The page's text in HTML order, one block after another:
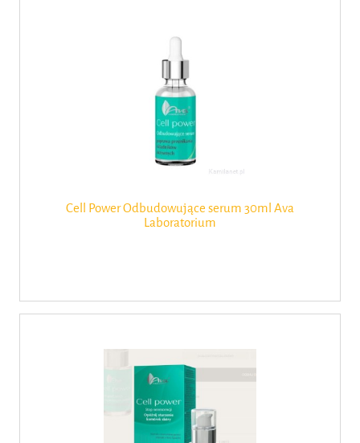
Cell Power Odbudowujące serum 30ml Ava
Laboratorium